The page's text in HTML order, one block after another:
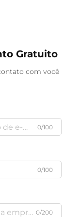
Gratuito
com você
0/100
0/100
0/200